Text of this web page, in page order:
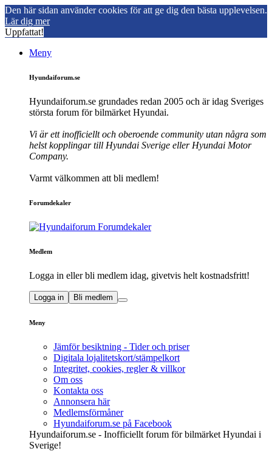
Den här sidan använder cookies för att ge dig den bästa upplevelsen.
Lär dig mer
Uppfattat!
Meny
Hyundaiforum.se
Hyundaiforum.se grundades redan 2005 och är idag Sveriges
största forum för bilmärket Hyundai.
Vi är ett inofficiellt och oberoende community utan några som
helst kopplingar till Hyundai Sverige eller Hyundai Motor
Company.
Varmt välkommen att bli medlem!
Forumdekaler
Medlem
Logga in eller bli medlem idag, givetvis helt kostnadsfritt!
Logga in Bli medlem
Meny
Jämför besiktning - Tider och priser
Digitala lojalitetskort/stämpelkort
Integritet, cookies, regler & villkor
Om oss
Kontakta oss
Annonsera här
Medlemsförmåner
Hyundaiforum.se på Facebook
Hyundaiforum.se - Inofficiellt forum för bilmärket Hyundai i
Sverige!